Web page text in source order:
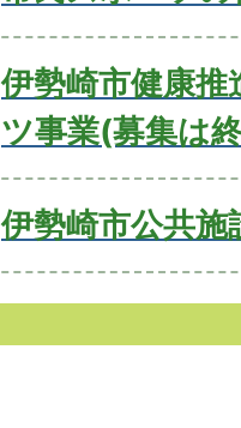
伊勢崎市健康
ツ事業(募集は
伊勢崎市公共